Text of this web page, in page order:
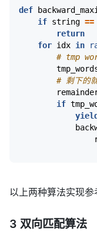
def
if string ==
return
for idx in
# tmp
# 剩下的
if
yield
以上两种算法实现参
3 双向匹配算法